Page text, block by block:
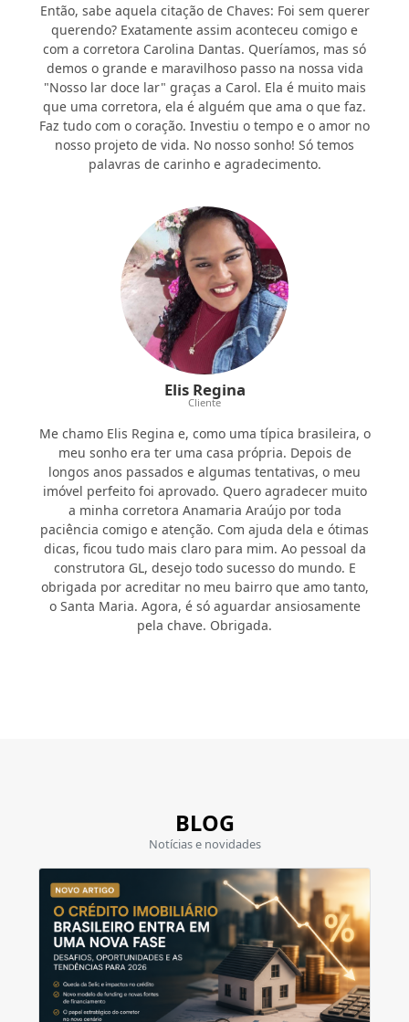
Então, sabe aquela citação de Chaves: Foi sem querer
querendo? Exatamente assim aconteceu comigo e
com a corretora Carolina Dantas. Queríamos, mas só
demos o grande e maravilhoso passo na nossa vida
"Nosso lar doce lar" graças a Carol. Ela é muito mais
que uma corretora, ela é alguém que ama o que faz.
Faz tudo com o coração. Investiu o tempo e o amor no
nosso projeto de vida. No nosso sonho! Só temos
palavras de carinho e agradecimento.
Elis Regina
Cliente
Me chamo Elis Regina e, como uma típica brasileira, o
meu sonho era ter uma casa própria. Depois de
longos anos passados e algumas tentativas, o meu
imóvel perfeito foi aprovado. Quero agradecer muito
a minha corretora Anamaria Araújo por toda
paciência comigo e atenção. Com ajuda dela e ótimas
dicas, ficou tudo mais claro para mim. Ao pessoal da
construtora GL, desejo todo sucesso do mundo. E
obrigada por acreditar no meu bairro que amo tanto,
o Santa Maria. Agora, é só aguardar ansiosamente
pela chave. Obrigada.
BLOG
Notícias e novidades